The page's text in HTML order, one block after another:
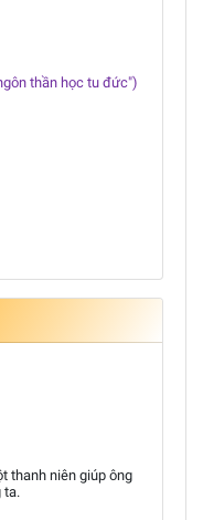
thần học tu đức")
thanh niên giúp ông
ta.